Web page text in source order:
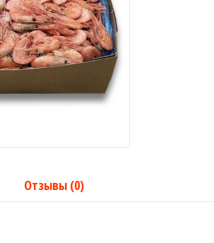
Отзывы (0)